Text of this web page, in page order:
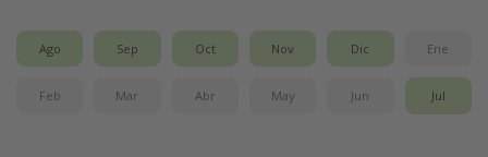
Más temas
Ago Sep Oct Nov Dic Ene
Feb Mar Abr May Jun Jul